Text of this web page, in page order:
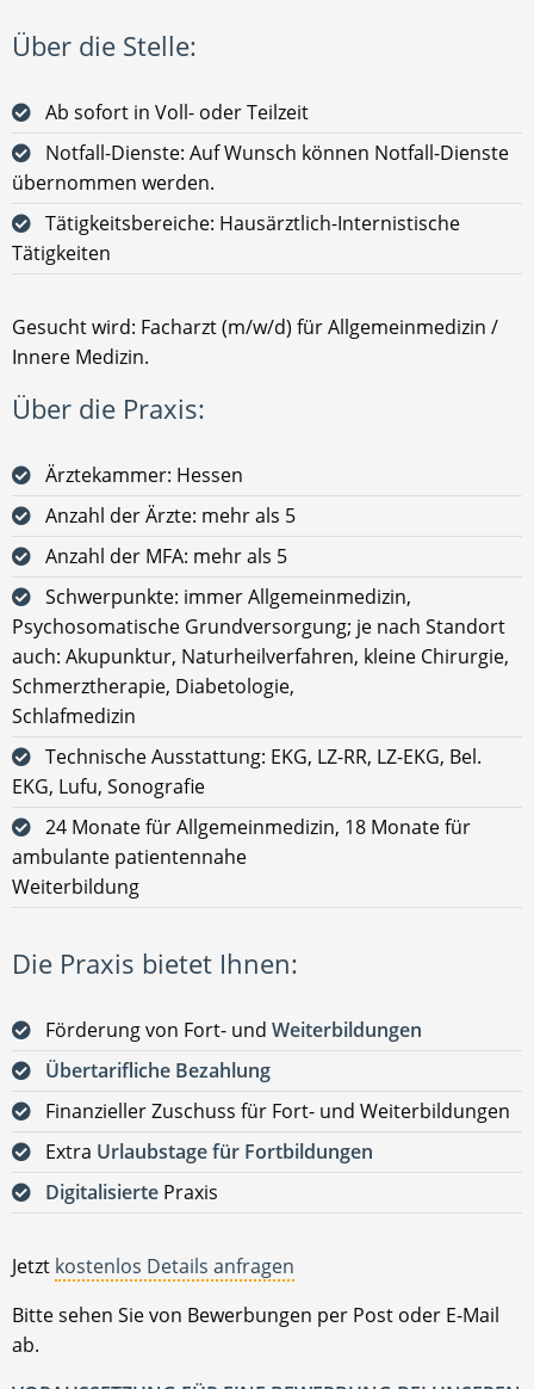
Über die Stelle:
Ab sofort in Voll- oder Teilzeit
Notfall-Dienste: Auf Wunsch können Notfall-Dienste
übernommen werden.
Tätigkeitsbereiche: Hausärztlich-Internistische
Tätigkeiten
Gesucht wird: Facharzt (m/w/d) für Allgemeinmedizin /
Innere Medizin.
Über die Praxis:
Ärztekammer: Hessen
Anzahl der Ärzte: mehr als 5
Anzahl der MFA: mehr als 5
Schwerpunkte: immer Allgemeinmedizin,
Psychosomatische Grundversorgung; je nach Standort
auch: Akupunktur, Naturheilverfahren, kleine Chirurgie,
Schmerztherapie, Diabetologie,
Schlafmedizin
Technische Ausstattung: EKG, LZ-RR, LZ-EKG, Bel.
EKG, Lufu, Sonografie
24 Monate für Allgemeinmedizin, 18 Monate für
ambulante patientennahe
Weiterbildung
Die Praxis bietet Ihnen:
Förderung von Fort- und Weiterbildungen
Übertarifliche Bezahlung
Finanzieller Zuschuss für Fort- und Weiterbildungen
Extra Urlaubstage für Fortbildungen
Digitalisierte Praxis
Jetzt kostenlos Details anfragen
Bitte sehen Sie von Bewerbungen per Post oder E-Mail
ab.